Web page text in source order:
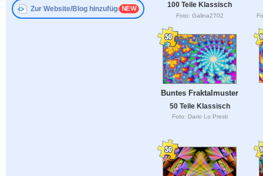
Zur Website/Blog hinzufügen
100 Teile Klassisch
Foto: Galina2702
Buntes Fraktalmuster
50 Teile Klassisch
Foto: Dario Lo Presti